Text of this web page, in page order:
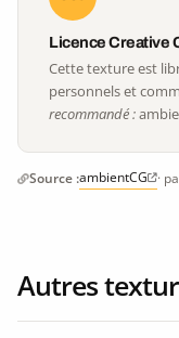
Licence Creative
Cette texture est
personnels et
recommandé :
Source :ambientCG ·
Autres